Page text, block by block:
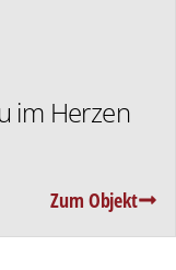
im Herzen
Zum Objekt